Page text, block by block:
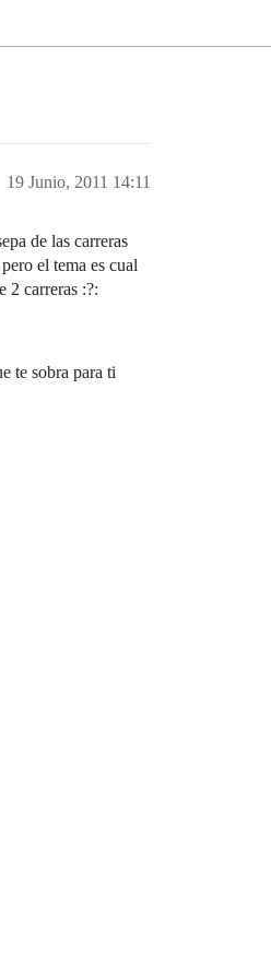
19 Junio, 2011 14:11
de las carreras
el tema es cual
2 carreras :?:
te sobra para ti